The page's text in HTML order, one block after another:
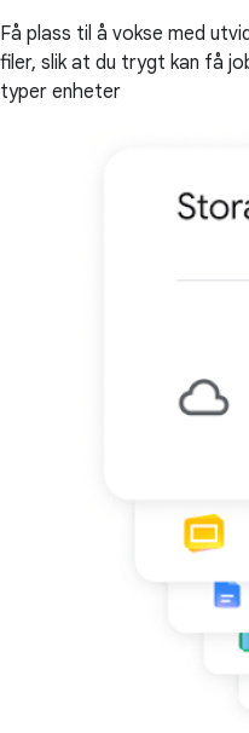
Få plass til å vokse med
filer, slik at du trygt kan få
typer enheter